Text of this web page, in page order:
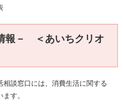
報－ ＜あいちクリオ
談窓口には、消費生活に関する
す。